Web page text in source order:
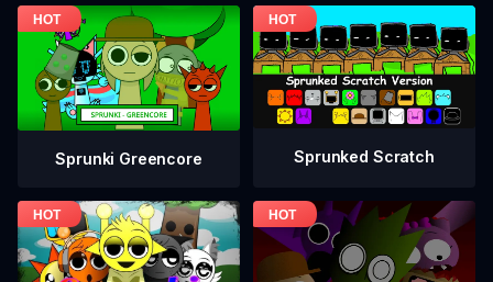
Sprunki Greencore Sprunked Scratch